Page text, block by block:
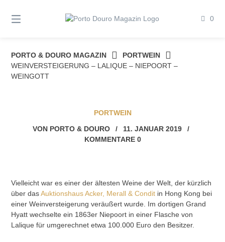
zum
Inhalt
0
PORTO & DOURO MAGAZIN
PORTWEIN
WEINVERSTEIGERUNG – LALIQUE – NIEPOORT –
WEINGOTT
PORTWEIN
VON PORTO & DOURO / 11. JANUAR 2019
/
KOMMENTARE 0
Vielleicht war es einer der ältesten Weine der Welt, der kürzlich
über dasAuktionshaus Acker, Merall & Condit in Hong Kong bei
einer Weinversteigerung veräußert wurde. Im dortigen Grand
Hyatt wechselte ein 1863er Niepoort in einer Flasche von
Lalique für umgerechnet etwa 100.000 Euro den Besitzer.